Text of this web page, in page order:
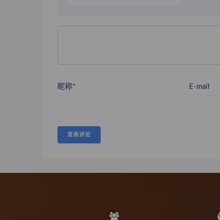
昵称* E-mail